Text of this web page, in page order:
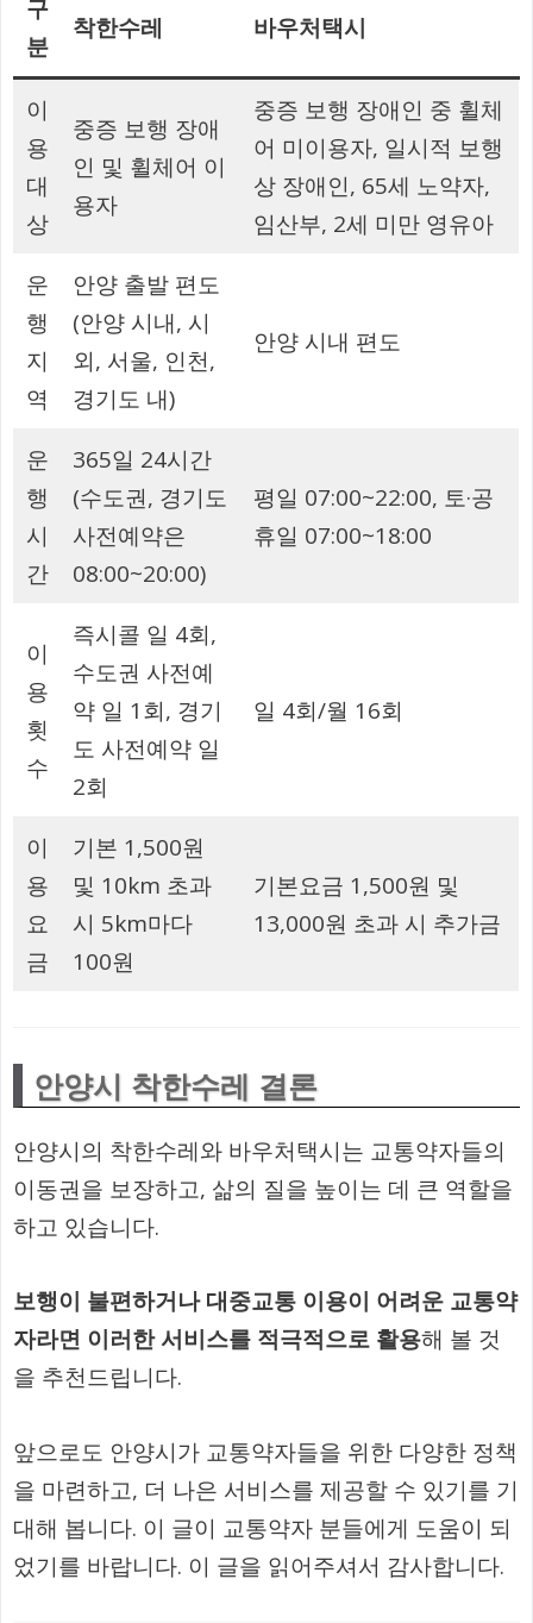
구
분
착한수레 바우처택시
이
용
대
상
중증 보행 장애
인 및 휠체어 이
용자
중증 보행 장애인 중 휠체
어 미이용자, 일시적 보행
상 장애인, 65세 노약자,
임산부, 2세 미만 영유아
운
행
지
역
안양 출발 편도
(안양 시내, 시
외, 서울, 인천,
경기도 내)
안양 시내 편도
운
행
시
간
365일 24시간
(수도권, 경기도
사전예약은
08:00~20:00)
평일 07:00~22:00, 토·공
휴일 07:00~18:00
이
용
횟
수
즉시콜 일 4회,
수도권 사전예
약 일 1회, 경기
도 사전예약 일
2회
일 4회/월 16회
이
용
요
금
기본 1,500원
및 10km 초과
시 5km마다
100원
기본요금 1,500원 및
13,000원 초과 시 추가금
안양시 착한수레 결론
안양시의 착한수레와 바우처택시는 교통약자들의
이동권을 보장하고, 삶의 질을 높이는 데 큰 역할을
하고 있습니다.
보행이 불편하거나 대중교통 이용이 어려운 교통약
자라면 이러한 서비스를 적극적으로 활용해 볼 것
을 추천드립니다.
앞으로도 안양시가 교통약자들을 위한 다양한 정책
을 마련하고, 더 나은 서비스를 제공할 수 있기를 기
대해 봅니다. 이 글이 교통약자 분들에게 도움이 되
었기를 바랍니다. 이 글을 읽어주셔서 감사합니다.